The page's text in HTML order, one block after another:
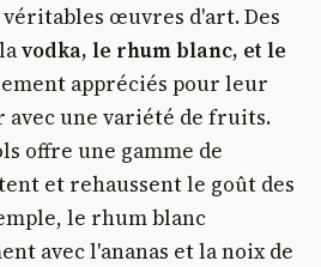
œuvres d'art. Des
vodka, le rhum blanc, et le
appréciés pour leur
avec une variété de fruits.
offre une gamme de
et rehaussent le goût des
le rhum blanc
avec l'ananas et la noix de